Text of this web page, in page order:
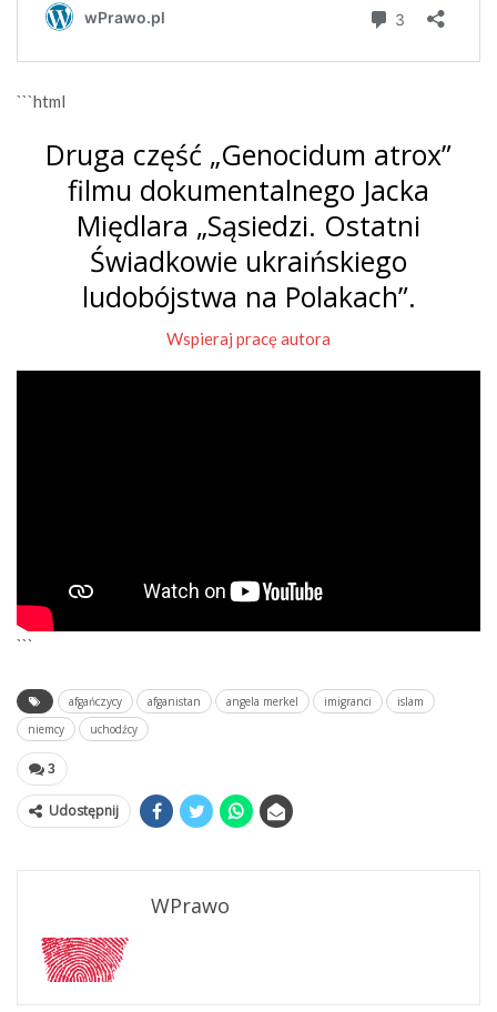
```html
Druga część „Genocidum atrox”
filmu dokumentalnego Jacka
Międlara „Sąsiedzi. Ostatni
Świadkowie ukraińskiego
ludobójstwa na Polakach”.
Wspieraj pracę autora
```
afgańczycy afganistan angela merkel imigranci
islam
niemcy
uchodźcy
3
Udostępnij
WPrawo